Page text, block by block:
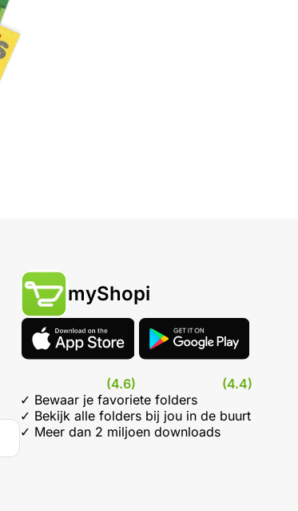
myShopi
(4.6)
(4.4)
✓ Bewaar je favoriete folders
✓ Bekijk alle folders bij jou in de buurt
✓ Meer dan 2 miljoen downloads